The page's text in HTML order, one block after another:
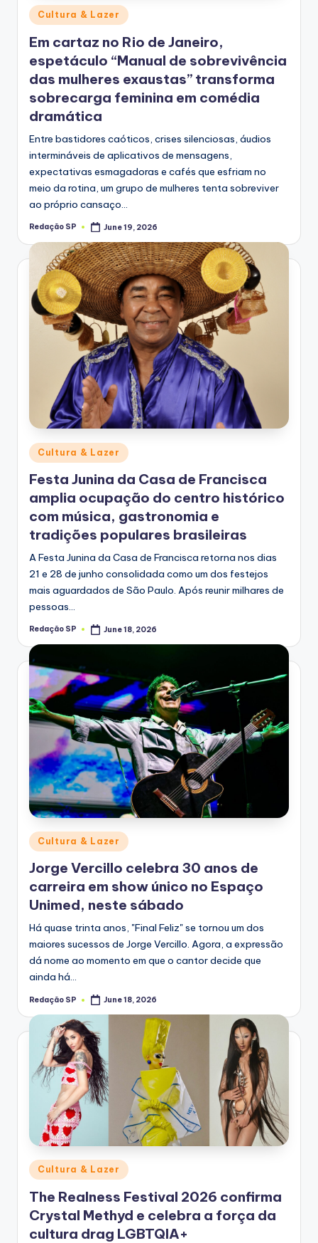
Posted
in
Cultura & Lazer
Em cartaz no Rio de Janeiro,
espetáculo “Manual de sobrevivência
das mulheres exaustas” transforma
sobrecarga feminina em comédia
dramática
Entre bastidores caóticos, crises silenciosas, áudios
intermináveis de aplicativos de mensagens,
expectativas esmagadoras e cafés que esfriam no
meio da rotina, um grupo de mulheres tenta sobreviver
ao próprio cansaço…
Posted
Redação SP June 19, 2026
Posted
in
Cultura & Lazer
Festa Junina da Casa de Francisca
amplia ocupação do centro histórico
com música, gastronomia e
tradições populares brasileiras
A Festa Junina da Casa de Francisca retorna nos dias
21 e 28 de junho consolidada como um dos festejos
mais aguardados de São Paulo. Após reunir milhares de
pessoas…
Posted
Redação SP June 18, 2026
Posted
in
Cultura & Lazer
Jorge Vercillo celebra 30 anos de
carreira em show único no Espaço
Unimed, neste sábado
Há quase trinta anos, "Final Feliz" se tornou um dos
maiores sucessos de Jorge Vercillo. Agora, a expressão
dá nome ao momento em que o cantor decide que
ainda há…
Posted
Redação SP June 18, 2026
Posted
in
Cultura & Lazer
The Realness Festival 2026 confirma
Crystal Methyd e celebra a força da
cultura drag LGBTQIA+